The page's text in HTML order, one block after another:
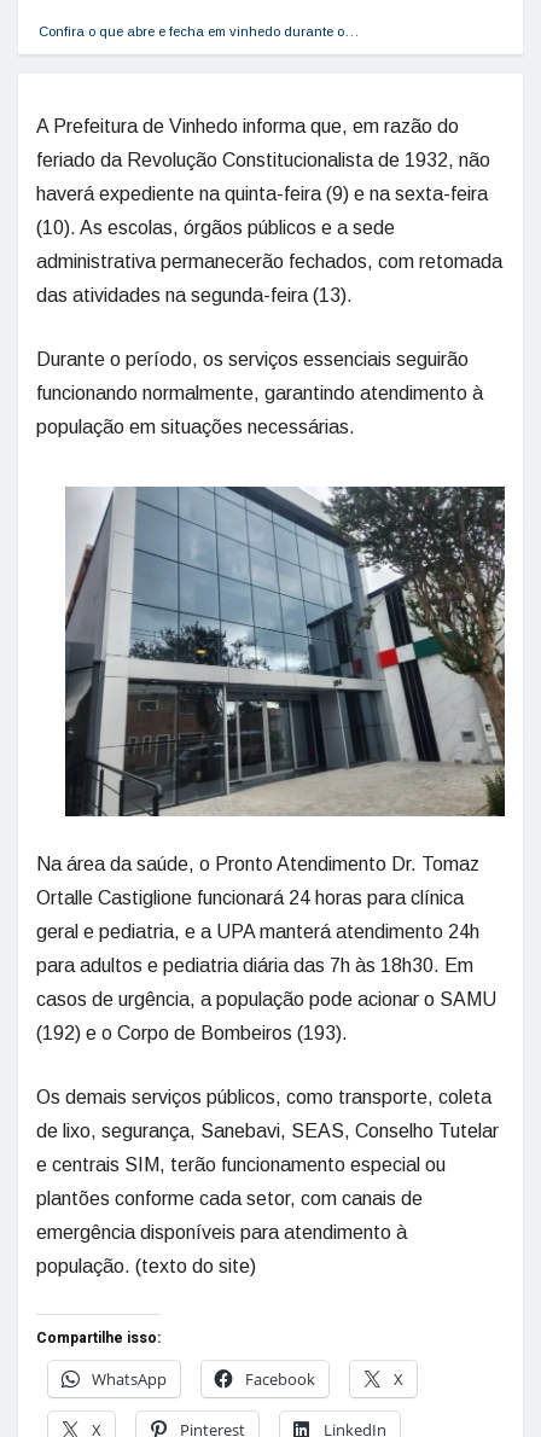
Confira o que abre e fecha em vinhedo durante o…
A Prefeitura de Vinhedo informa que, em razão do
feriado da Revolução Constitucionalista de 1932, não
haverá expediente na quinta-feira (9) e na sexta-feira
(10). As escolas, órgãos públicos e a sede
administrativa permanecerão fechados, com retomada
das atividades na segunda-feira (13).
Durante o período, os serviços essenciais seguirão
funcionando normalmente, garantindo atendimento à
população em situações necessárias.
Na área da saúde, o Pronto Atendimento Dr. Tomaz
Ortalle Castiglione funcionará 24 horas para clínica
geral e pediatria, e a UPA manterá atendimento 24h
para adultos e pediatria diária das 7h às 18h30. Em
casos de urgência, a população pode acionar o SAMU
(192) e o Corpo de Bombeiros (193).
Os demais serviços públicos, como transporte, coleta
de lixo, segurança, Sanebavi, SEAS, Conselho Tutelar
e centrais SIM, terão funcionamento especial ou
plantões conforme cada setor, com canais de
emergência disponíveis para atendimento à
população. (texto do site)
Compartilhe isso:
WhatsApp
Facebook X
X Pinterest LinkedIn